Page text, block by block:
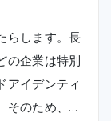
らします。長
の企業は特別
アイデンティ
そのため、ア